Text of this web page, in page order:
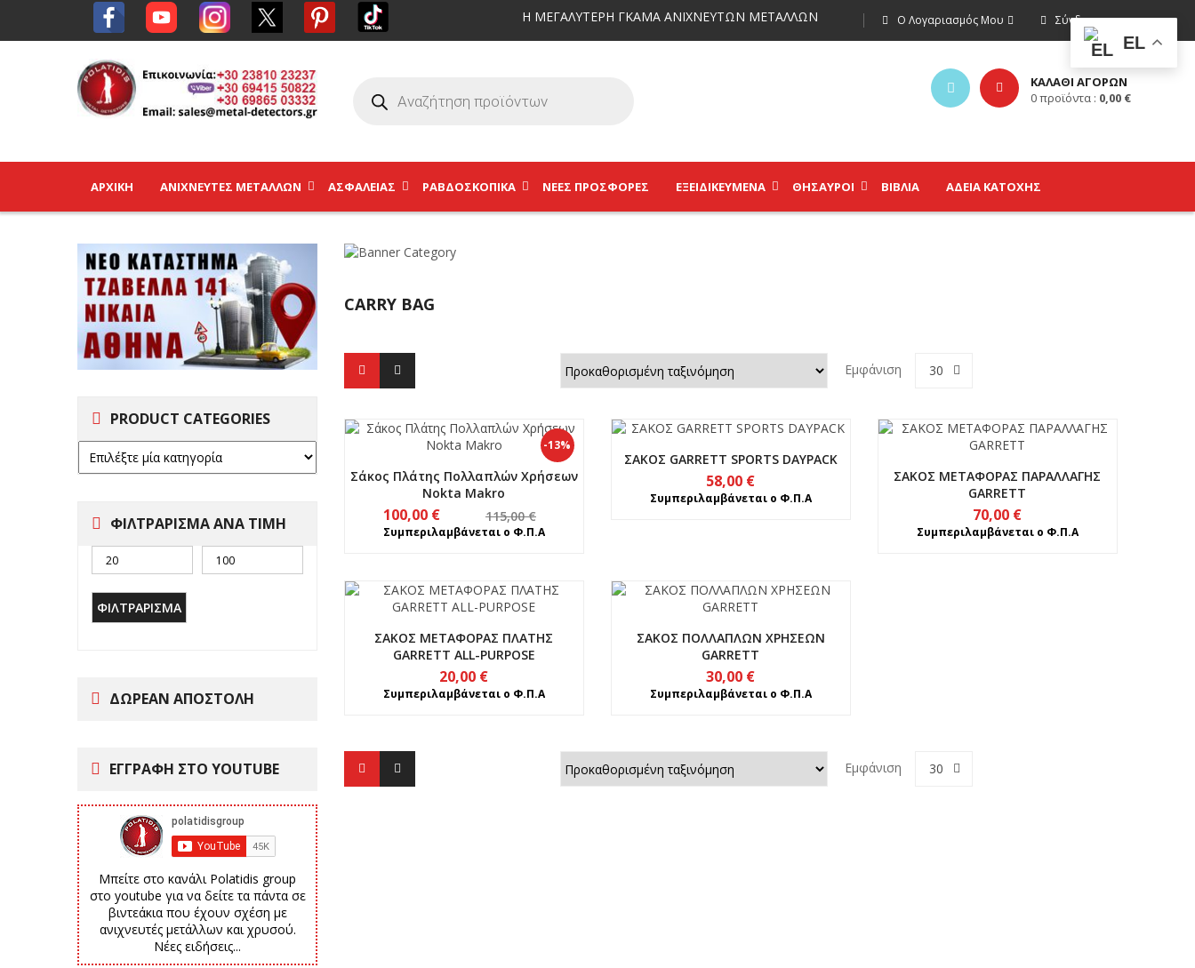
Σύνδεση
Ο Λογαριασμός Μου
Η ΜΕΓΑΛΥΤΕΡΗ ΓΚΑΜΑ ΑΝΙΧΝΕΥΤΩΝ ΜΕΤΑΛΛΩΝ
ΚΑΛΑΘΙ ΑΓΟΡΩΝ
0προϊόντα : 0,00 €
ΑΡΧΙΚΉ ΑΝΙΧΝΕΥΤΈΣ ΜΕΤΆΛΛΩΝ ΑΣΦΑΛΕΊΑΣ ΡΑΒΔΟΣΚΟΠΙΚΆ ΝΕΕΣ ΠΡΟΣΦΟΡΕΣ ΕΞΕΙΔΙΚΕΥΜΈΝΑ ΘΗΣΑΥΡΟΊ ΒΙΒΛΊΑ ΑΔΕΙΑ ΚΑΤΟΧΗΣ
PRODUCT CATEGORIES
ΦΙΛΤΡΑΡΙΣΜΑ ΑΝΑ ΤΙΜΗ
ΦΙΛΤΡΆΡΙΣΜΑ
ΔΩΡΕΑΝ ΑΠΟΣΤΟΛΗ
ΕΓΓΡΑΦΗ ΣΤΟ YOUTUBE
Μπείτε στο κανάλι Polatidis group
στο youtube για να δείτε τα πάντα σε
βιντεάκια που έχουν σχέση με
ανιχνευτές μετάλλων και χρυσού.
Νέες ειδήσεις...
CARRY BAG
Εμφάνιση 30
-13%
Σάκος Πλάτης Πολλαπλών Χρήσεων
Nokta Makro
115,00€
Original
price
100,00 €
τρέχουσα
100,00 €.
Συμπεριλαμβάνεται ο Φ.Π.Α
ΣΑΚΟΣ GARRETT SPORTS DAYPACK
58,00 €
Συμπεριλαμβάνεται ο Φ.Π.Α
ΣΑΚΟΣ ΜΕΤΑΦΟΡΑΣ ΠΑΡΑΛΛΑΓΗΣ
GARRETT
70,00 €
Συμπεριλαμβάνεται ο Φ.Π.Α
ΣΑΚΟΣ ΜΕΤΑΦΟΡΑΣ ΠΛΑΤΗΣ
GARRETT ALL-PURPOSE
20,00 €
Συμπεριλαμβάνεται ο Φ.Π.Α
ΣΑΚΟΣ ΠΟΛΛΑΠΛΩΝ ΧΡΗΣΕΩΝ
GARRETT
30,00 €
Συμπεριλαμβάνεται ο Φ.Π.Α
Εμφάνιση 30
EL